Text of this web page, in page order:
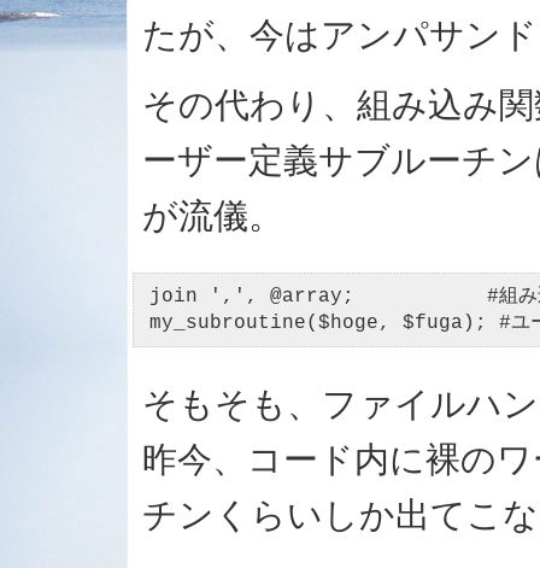
たが、今はアンパサン
その代わり、組み込み
ーザー定義サブルーチ
が流儀。
join ',', @array;           #組み込
my_subroutine($hoge, $fuga); #ユー
そもそも、ファイルハ
昨今、コード内に裸の
チンくらいしか出てこ